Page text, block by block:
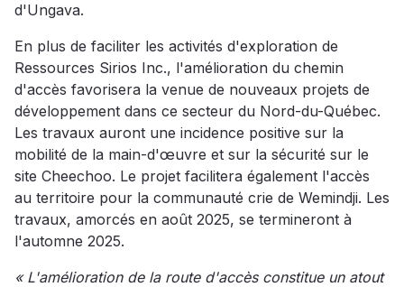
d'Ungava.
En plus de faciliter les activités d'exploration de
Ressources Sirios Inc., l'amélioration du chemin
d'accès favorisera la venue de nouveaux projets de
développement dans ce secteur du Nord-du-Québec.
Les travaux auront une incidence positive sur la
mobilité de la main-d'œuvre et sur la sécurité sur le
site Cheechoo. Le projet facilitera également l'accès
au territoire pour la communauté crie de Wemindji. Les
travaux, amorcés en août 2025, se termineront à
l'automne 2025.
« L'amélioration de la route d'accès constitue un atout